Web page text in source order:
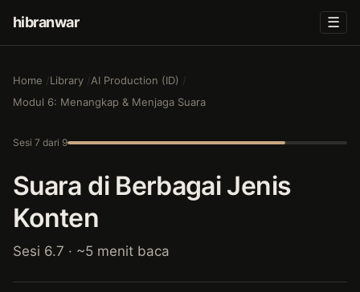
hibranwar ☰
Home Library
AI Production (ID)
Modul 6: Menangkap & Menjaga Suara
Sesi 7 dari 9
Suara di Berbagai Jenis
Konten
Sesi 6.7 · ~5 menit baca